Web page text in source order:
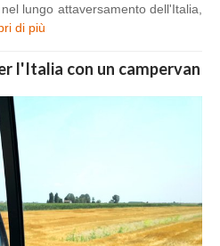
lungo attaversamento dell'Italia,
di più
l'Italia con un campervan